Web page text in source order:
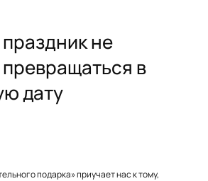
не
в
дату
подарка» приучает нас к тому,